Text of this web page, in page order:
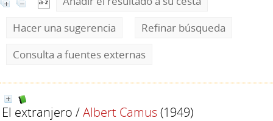
Hacer una sugerencia
Refinar búsqueda
Consulta a fuentes externas
El extranjero /Albert Camus(1949)